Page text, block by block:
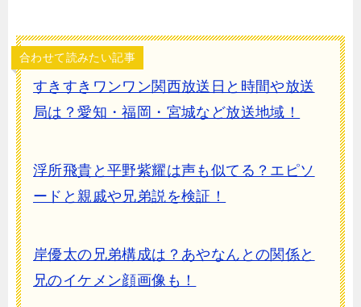
合わせて読みたい記事
すきすきワンワン関西放送日と時間や放送
局は？愛知・福岡・宮城など放送地域！
浮所飛貴と平野紫耀は声も似てる？エピソ
ードと親戚や兄弟説を検証！
岸優太の兄弟構成は？あやなんとの関係と
兄のイケメン顔画像も！